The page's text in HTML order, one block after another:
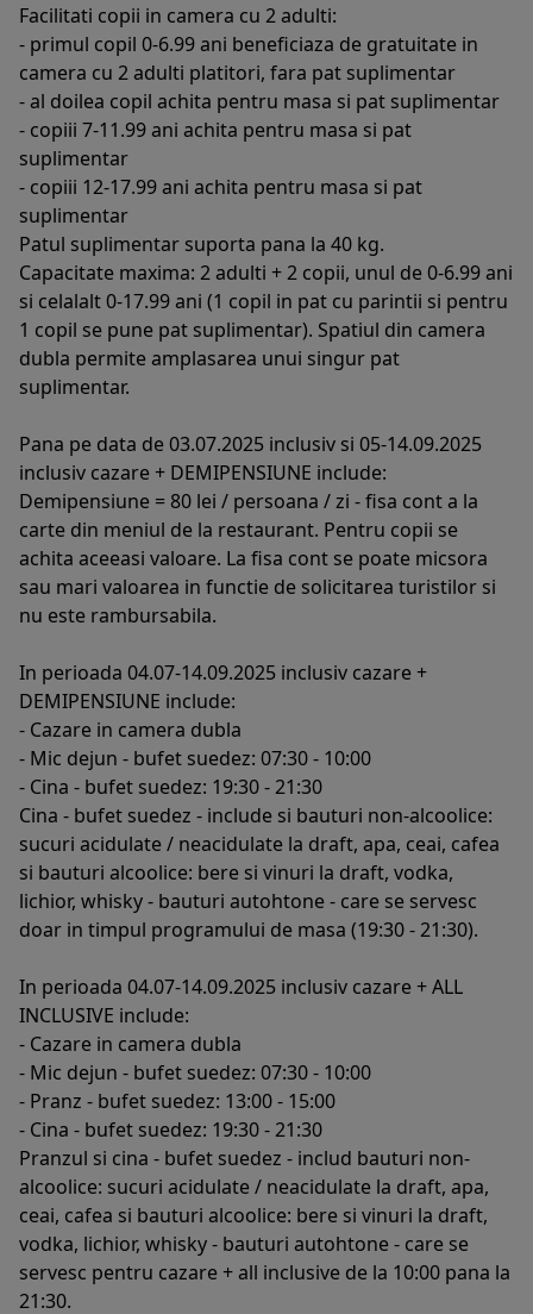
Facilitati copii in camera cu 2 adulti:
- primul copil 0-6.99 ani beneficiaza de gratuitate in
camera cu 2 adulti platitori, fara pat suplimentar
- al doilea copil achita pentru masa si pat suplimentar
- copiii 7-11.99 ani achita pentru masa si pat
suplimentar
- copiii 12-17.99 ani achita pentru masa si pat
suplimentar
Patul suplimentar suporta pana la 40 kg.
Capacitate maxima: 2 adulti + 2 copii, unul de 0-6.99 ani
si celalalt 0-17.99 ani (1 copil in pat cu parintii si pentru
1 copil se pune pat suplimentar). Spatiul din camera
dubla permite amplasarea unui singur pat
suplimentar.
Pana pe data de 03.07.2025 inclusiv si 05-14.09.2025
inclusiv cazare + DEMIPENSIUNE include:
Demipensiune = 80 lei / persoana / zi - fisa cont a la
carte din meniul de la restaurant. Pentru copii se
achita aceeasi valoare. La fisa cont se poate micsora
sau mari valoarea in functie de solicitarea turistilor si
nu este rambursabila.
In perioada 04.07-14.09.2025 inclusiv cazare +
DEMIPENSIUNE include:
- Cazare in camera dubla
- Mic dejun - bufet suedez: 07:30 - 10:00
- Cina - bufet suedez: 19:30 - 21:30
Cina - bufet suedez - include si bauturi non-alcoolice:
sucuri acidulate / neacidulate la draft, apa, ceai, cafea
si bauturi alcoolice: bere si vinuri la draft, vodka,
lichior, whisky - bauturi autohtone - care se servesc
doar in timpul programului de masa (19:30 - 21:30).
In perioada 04.07-14.09.2025 inclusiv cazare + ALL
INCLUSIVE include:
- Cazare in camera dubla
- Mic dejun - bufet suedez: 07:30 - 10:00
- Pranz - bufet suedez: 13:00 - 15:00
- Cina - bufet suedez: 19:30 - 21:30
Pranzul si cina - bufet suedez - includ bauturi non-
alcoolice: sucuri acidulate / neacidulate la draft, apa,
ceai, cafea si bauturi alcoolice: bere si vinuri la draft,
vodka, lichior, whisky - bauturi autohtone - care se
servesc pentru cazare + all inclusive de la 10:00 pana la
21:30.